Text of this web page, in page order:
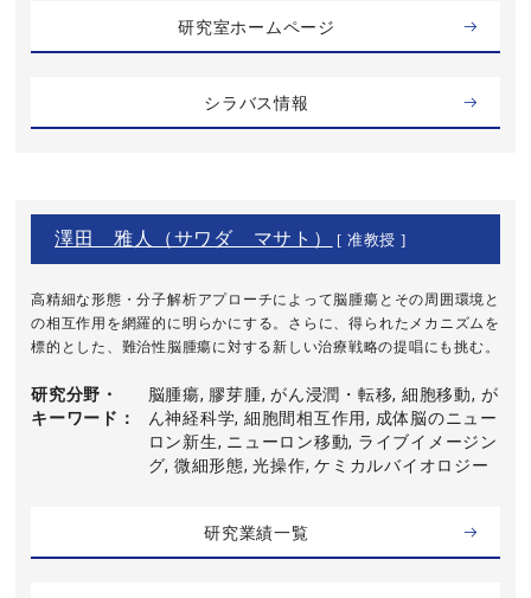
研究室ホームページ
シラバス情報
澤田 雅人（サワダ マサト） [ 准教授 ]
高精細な形態・分子解析アプローチによって脳腫瘍とその周囲環境と
の相互作用を網羅的に明らかにする。さらに、得られたメカニズムを
標的とした、難治性脳腫瘍に対する新しい治療戦略の提唱にも挑む。
研究分野・
キーワード
脳腫瘍, 膠芽腫, がん浸潤・転移, 細胞移動, が
ん神経科学, 細胞間相互作用, 成体脳のニュー
ロン新生, ニューロン移動, ライブイメージン
グ, 微細形態, 光操作, ケミカルバイオロジー
研究業績一覧